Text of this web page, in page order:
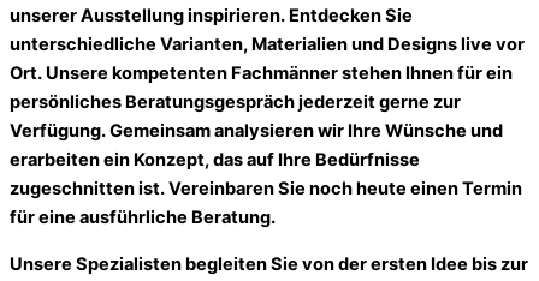
unsererAusstellunginspirieren. Entdecken Sie
unterschiedliche Varianten, Materialien und Designs live vor
Ort. Unsere kompetenten Fachmänner stehen Ihnen für ein
persönliches Beratungsgespräch jederzeit gerne zur
Verfügung. Gemeinsam analysieren wir Ihre Wünsche und
erarbeiten ein Konzept, das auf Ihre Bedürfnisse
zugeschnitten ist. Vereinbaren Sie noch heute einen Termin
für eine ausführliche Beratung.
Unsere Spezialisten begleiten Sie von der ersten Idee bis zur